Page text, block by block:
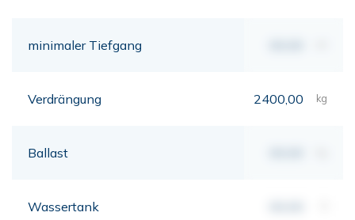
minimaler Tiefgang
Verdrängung 2400,00 kg
Ballast
Wassertank